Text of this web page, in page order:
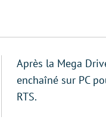
Après la Mega
enchaîné sur PC
RTS.